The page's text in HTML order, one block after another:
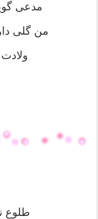
مدعی
من گلی
طلوع